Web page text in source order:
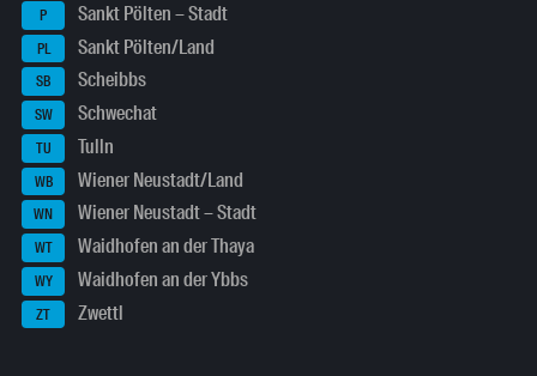
P Sankt Pölten – Stadt
PL Sankt Pölten/Land
SB Scheibbs
SW Schwechat
TU Tulln
WB Wiener Neustadt/Land
WN Wiener Neustadt – Stadt
WT Waidhofen an der Thaya
WY Waidhofen an der Ybbs
ZT Zwettl